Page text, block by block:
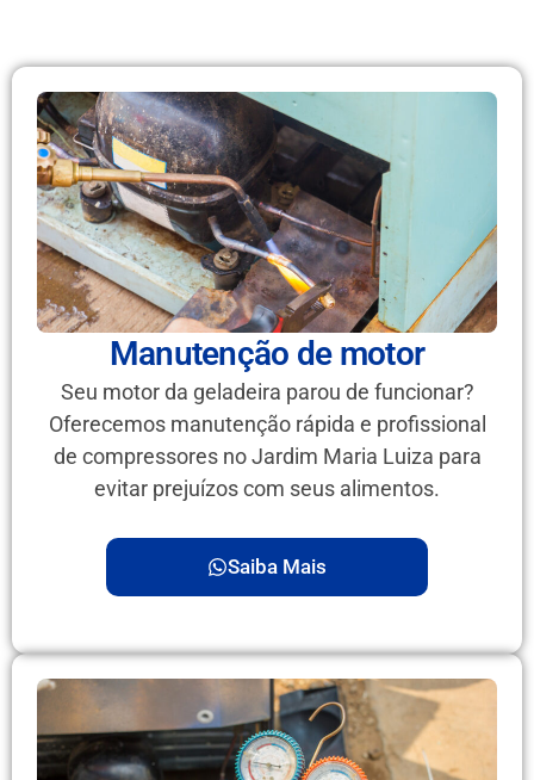
Manutenção de motor
Seu motor da geladeira parou de funcionar?
Oferecemos manutenção rápida e profissional
de compressores no Jardim Maria Luiza para
evitar prejuízos com seus alimentos.
Saiba Mais